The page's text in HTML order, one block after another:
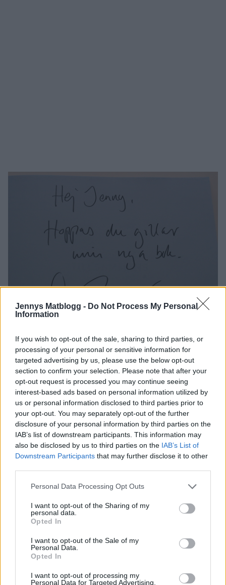
Jennys Matblogg - Do Not Process My Personal
Information
If you wish to opt-out of the sale, sharing to third parties, or
processing of your personal or sensitive information for
targeted advertising by us, please use the below opt-out
section to confirm your selection. Please note that after your
opt-out request is processed you may continue seeing
interest-based ads based on personal information utilized by
us or personal information disclosed to third parties prior to
your opt-out. You may separately opt-out of the further
disclosure of your personal information by third parties on the
IAB’s list of downstream participants. This information may
also be disclosed by us to third parties on the IAB’s List of
Downstream Participants that may further disclose it to other
Personal Data Processing Opt Outs
I want to opt-out of the Sharing of my
personal data.
Opted In
I want to opt-out of the Sale of my
Personal Data.
Opted In
I want to opt-out of processing my
Personal Data for Targeted Advertising.
Och så blir det ett par bilder på Nomi och Molly från idag.
”Bästa kompisar ”